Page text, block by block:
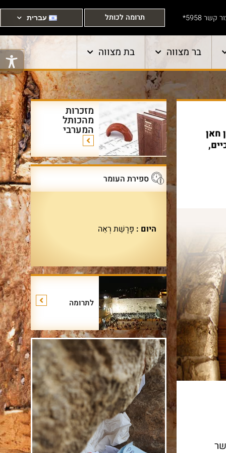
קשר 5958* תרומה לכותל עברית
בר מצווה בת מצווה
חאן
אשר
מזכרות
מהכותל
המערבי
ספירת העומר
היום : פָּרָשַׁת רְאֵה
לתרומה